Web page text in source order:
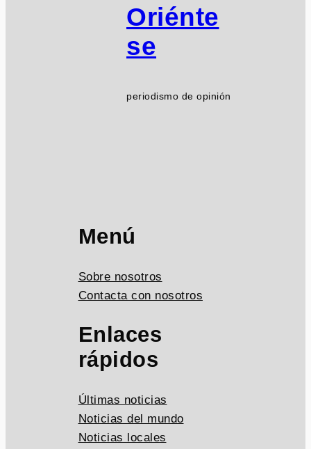
Oriénte
se
periodismo de opinión
Menú
Sobre nosotros
Contacta con nosotros
Enlaces
rápidos
Últimas noticias
Noticias del mundo
Noticias locales